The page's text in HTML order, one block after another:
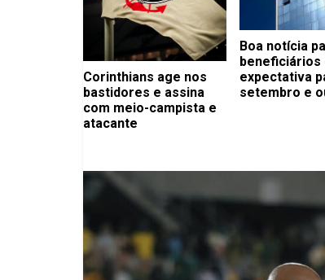
Corinthians age nos
bastidores e assina
com meio-campista e
atacante
Boa notícia
beneficiários
expectativa
setembro e